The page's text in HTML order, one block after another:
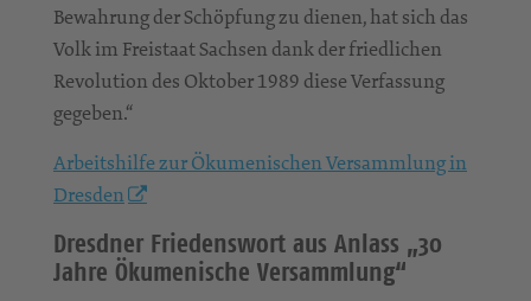
Bewahrung der Schöpfung zu dienen, hat sich das
Volk im Freistaat Sachsen dank der friedlichen
Revolution des Oktober 1989 diese Verfassung
gegeben.“
Arbeitshilfe zur Ökumenischen Versammlung in
Dresden
Dresdner Friedenswort aus Anlass „30
Jahre Ökumenische Versammlung“